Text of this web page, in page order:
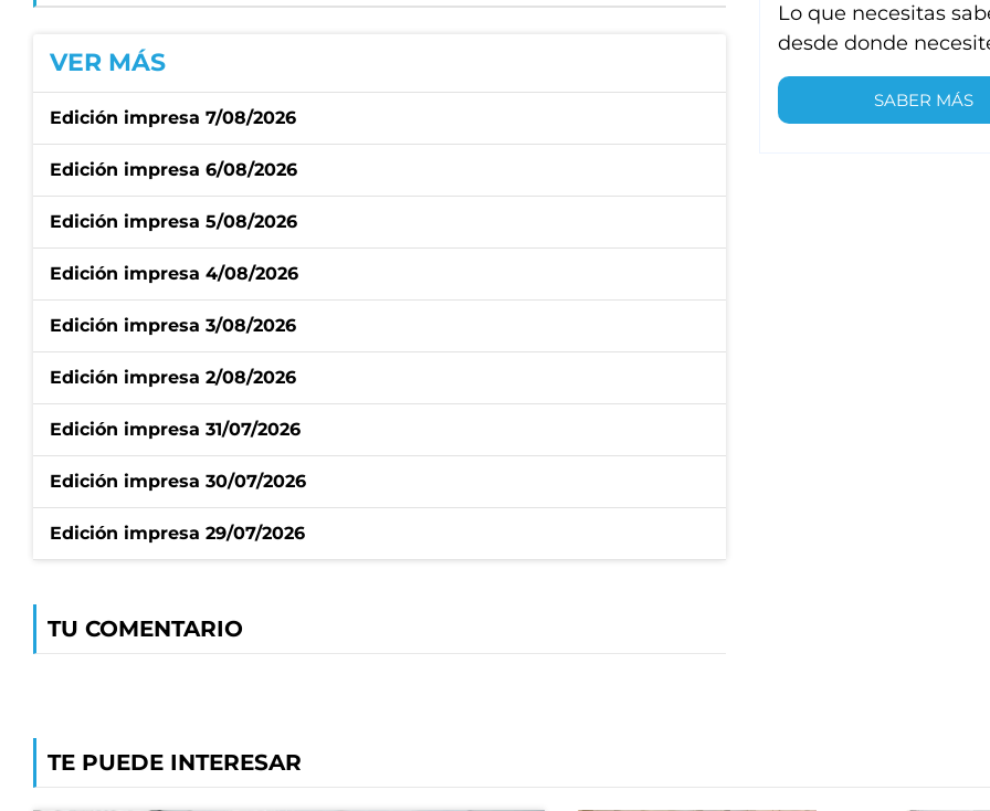
VER MÁS
Edición impresa 7/08/2026
Edición impresa 6/08/2026
Edición impresa 5/08/2026
Edición impresa 4/08/2026
Edición impresa 3/08/2026
Edición impresa 2/08/2026
Edición impresa 31/07/2026
Edición impresa 30/07/2026
Edición impresa 29/07/2026
TU COMENTARIO
Lo que necesitas
desde donde
SABER MÁS
TE PUEDE INTERESAR